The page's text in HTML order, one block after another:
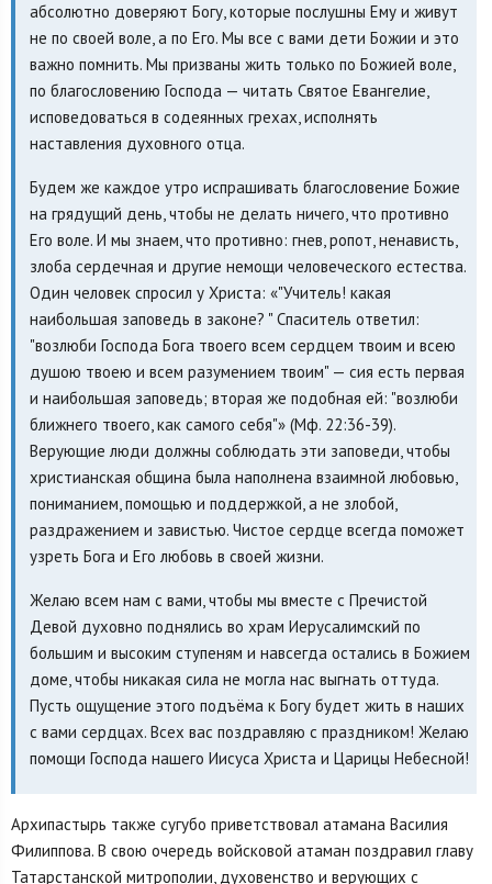
абсолютно доверяют Богу, которые послушны Ему и живут
не по своей воле, а по Его. Мы все с вами дети Божии и это
важно помнить. Мы призваны жить только по Божией воле,
по благословению Господа — читать Святое Евангелие,
исповедоваться в содеянных грехах, исполнять
наставления духовного отца.
Будем же каждое утро испрашивать благословение Божие
на грядущий день, чтобы не делать ничего, что противно
Его воле. И мы знаем, что противно: гнев, ропот, ненависть,
злоба сердечная и другие немощи человеческого естества.
Один человек спросил у Христа: «"Учитель! какая
наибольшая заповедь в законе? " Спаситель ответил:
"возлюби Господа Бога твоего всем сердцем твоим и всею
душою твоею и всем разумением твоим" — сия есть первая
и наибольшая заповедь; вторая же подобная ей: "возлюби
ближнего твоего, как самого себя"» (Мф. 22:36-39).
Верующие люди должны соблюдать эти заповеди, чтобы
христианская община была наполнена взаимной любовью,
пониманием, помощью и поддержкой, а не злобой,
раздражением и завистью. Чистое сердце всегда поможет
узреть Бога и Его любовь в своей жизни.
Желаю всем нам с вами, чтобы мы вместе с Пречистой
Девой духовно поднялись во храм Иерусалимский по
большим и высоким ступеням и навсегда остались в Божием
доме, чтобы никакая сила не могла нас выгнать оттуда.
Пусть ощущение этого подъёма к Богу будет жить в наших
с вами сердцах. Всех вас поздравляю с праздником! Желаю
помощи Господа нашего Иисуса Христа и Царицы Небесной!
Архипастырь также сугубо приветствовал атамана Василия
Филиппова. В свою очередь войсковой атаман поздравил главу
Татарстанской митрополии, духовенство и верующих с